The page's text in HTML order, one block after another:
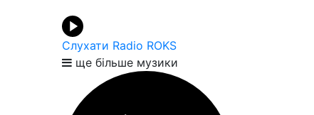
Слухати Radio ROKS
ще більше музики